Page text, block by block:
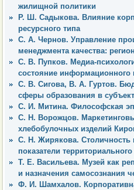
жилищной политики
Р. Ш. Садыкова. Влияние
ресурсного типа
С. А. Чернов. Управление
менеджмента качества:
С. В. Пупков. Медиа-
состояние информационного
С. В. Сигова, В. А. Гуртов.
сферы образования в
С. И. Митина. Философская
С. Н. Ворожцов.
хлебобулочных изделий
С. Н. Жирякова. Столичность
показатели
Т. Е. Васильева. Музей как
и назначения самосознания
Ф. И. Шамхалов.